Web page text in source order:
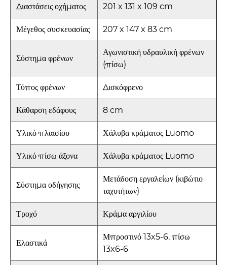
Διαστάσεις οχήματος 201 x 131 x 109 cm
Μέγεθος συσκευασίας 207 x 147 x 83 cm
Σύστημα φρένων
Αγωνιστική υδραυλική φρένων
(πίσω)
Τύπος φρένων Δισκόφρενο
Κάθαρση εδάφους 8 cm
Υλικό πλαισίου Χάλυβα κράματος Luomo
Υλικό πίσω άξονα Χάλυβα κράματος Luomo
Σύστημα οδήγησης
Μετάδοση εργαλείων (κιβώτιο
ταχυτήτων)
Τροχό Κράμα αργιλίου
Ελαστικά
Μπροστινό 13x5-6, πίσω
13x6-6